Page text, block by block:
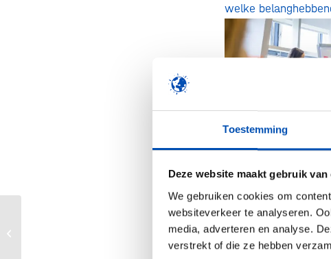
Toestemming
Deze website maakt gebruik
We gebruiken cookies om
websiteverkeer te analyseren.
media, adverteren en analyse.
verstrekt of die ze hebben
welke
De potentie van
potentie en
boden hun
houvast en
zelfgeformuleerde
Food Fermentation Europe launches,